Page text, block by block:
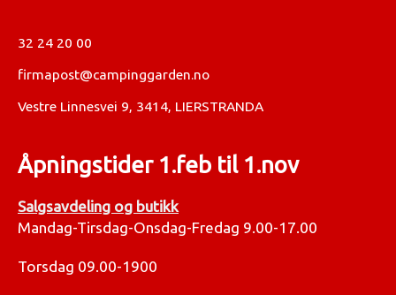
32 24 20 00
firmapost@campinggarden.no
Vestre Linnesvei 9, 3414, LIERSTRANDA
Åpningstider 1.feb til 1.nov
Salgsavdeling og butikk
Mandag-Tirsdag-Onsdag-Fredag 9.00-17.00
Torsdag 09.00-1900